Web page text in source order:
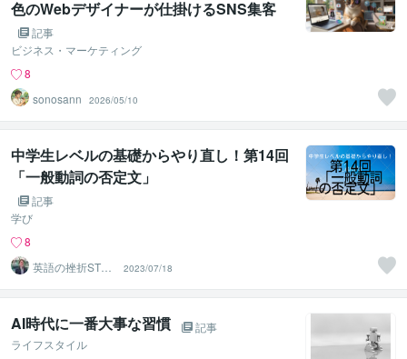
色のWebデザイナーが仕掛けるSNS集客
術」記事
ビジネス・マーケティング
8
sonosann
2026/05/10
中学生レベルの基礎からやり直し！第14回
「一般動詞の否定文」
記事
学び
8
英語の挫折STO
P！伴走コーチ中
村
2023/07/18
AI時代に一番大事な習慣
記事
ライフスタイル